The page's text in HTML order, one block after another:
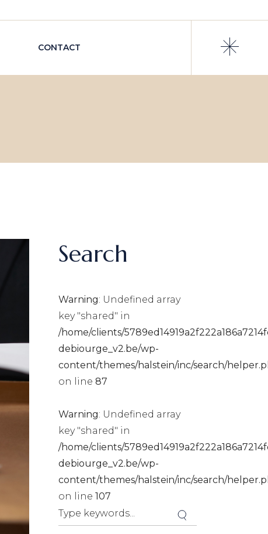
CONTACT
Search
Warning: Undefined array
key "shared" in
/home/clients/
debiourge_v2.be/wp-
content/themes/halstein/inc/search/
on line 87
Warning: Undefined array
key "shared" in
/home/clients/
debiourge_v2.be/wp-
content/themes/halstein/inc/search/
on line 107